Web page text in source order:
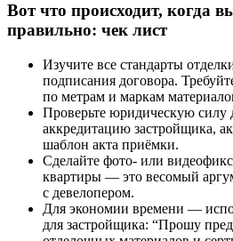
Вот что происходит, когда
правильно: чек лист
Изучите все стандарты
подписания договора.
по метрам и маркам
Проверьте юридическую силу
аккредитацию застройщика,
шаблон акта приёмки.
Сделайте фото- или
квартиры — это весомый
с девелопером.
Для экономии времени —
для застройщика: “Прошу